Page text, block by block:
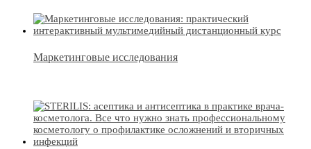
Маркетинговые исследования